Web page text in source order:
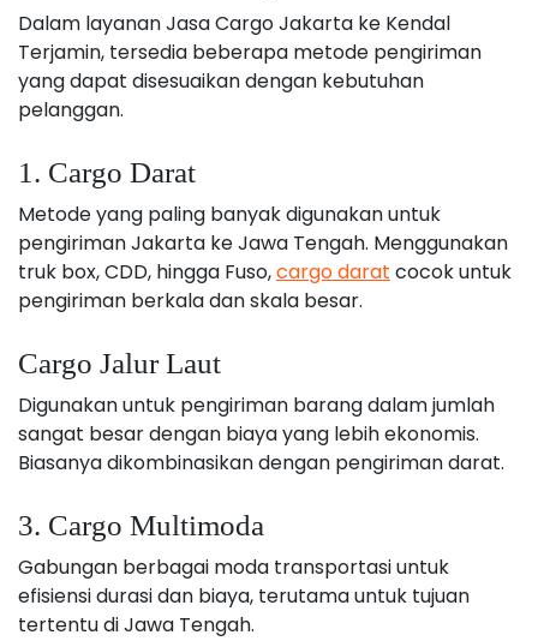
Dalam layanan Jasa Cargo Jakarta ke Kendal
Terjamin, tersedia beberapa metode pengiriman
yang dapat disesuaikan dengan kebutuhan
pelanggan.
1. Cargo Darat
Metode yang paling banyak digunakan untuk
pengiriman Jakarta ke Jawa Tengah. Menggunakan
truk box, CDD, hingga Fuso,cargo darat cocok untuk
pengiriman berkala dan skala besar.
Cargo Jalur Laut
Digunakan untuk pengiriman barang dalam jumlah
sangat besar dengan biaya yang lebih ekonomis.
Biasanya dikombinasikan dengan pengiriman darat.
3. Cargo Multimoda
Gabungan berbagai moda transportasi untuk
efisiensi durasi dan biaya, terutama untuk tujuan
tertentu di Jawa Tengah.